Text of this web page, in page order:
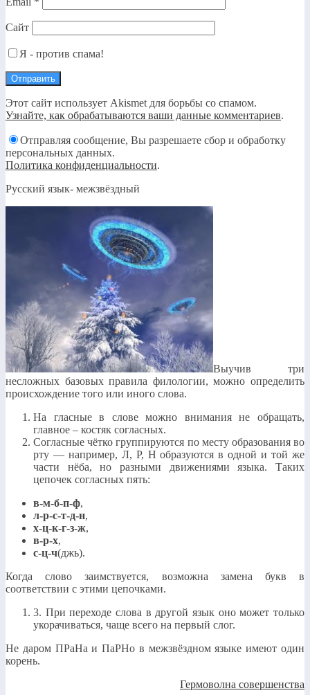
Сайт
Я - против спама!
Этот сайт использует Akismet для борьбы со спамом.
Узнайте, как обрабатываются ваши данные комментариев.
Отправляя сообщение, Вы разрешаете сбор и обработку
персональных данных.
Политика конфиденциальности.
Русский язык- межзвёздный
Выучив три
несложных базовых правила филологии, можно определить
происхождение того или иного слова.
На гласные в слове можно внимания не обращать,
главное – костяк согласных.
Согласные чётко группируются по месту образования во
рту — например, Л, Р, Н образуются в одной и той же
части нёба, но разными движениями языка. Таких
цепочек согласных пять:
в-м-б-п-ф,
л-р-с-т-д-н,
х-ц-к-г-з-ж,
в-р-х,
с-ц-ч(джь).
Когда слово заимствуется, возможна замена букв в
соответствии с этими цепочками.
3. При переходе слова в другой язык оно может только
укорачиваться, чаще всего на первый слог.
Не даром ПРаНа и ПаРНо в межзвёздном языке имеют один
корень.
Гермоволна совершенства